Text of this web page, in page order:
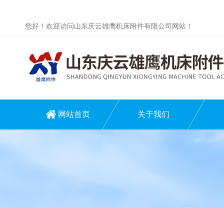
您好！欢迎访问山东庆云雄鹰机床附件有限公司网站！
网站首页 关于我们